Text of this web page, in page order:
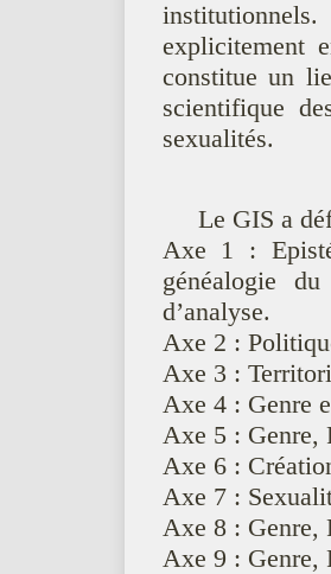
explicitement
constitue un
scientifique
sexualités.
Le GIS a
Axe 1 :
généalogie
d’analyse.
Axe 2 :
Axe 3 :
Axe 4 : Genre
Axe 5 : Genre,
Axe 6 :
Axe 7 :
Axe 8 : Genre,
Axe 9 : Genre,